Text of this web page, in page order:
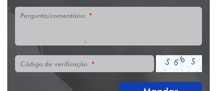
Pergunta/comentário: *
Código de verificação: *